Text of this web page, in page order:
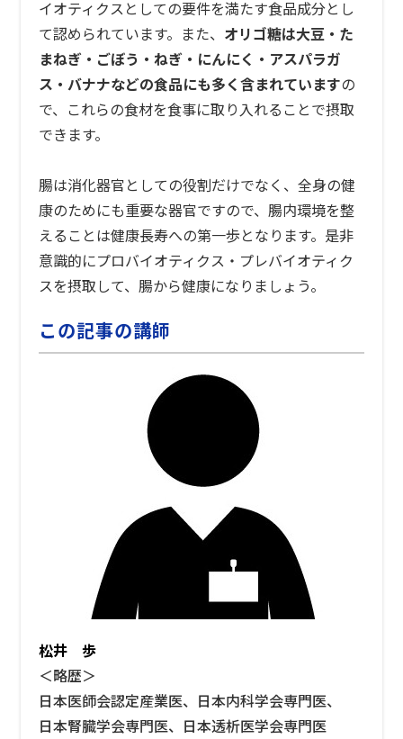
イオティクスとしての要件を満たす食品成分とし
て認められています。また、 オリゴ糖は大豆・た
まねぎ・ごぼう・ねぎ・にんにく・アスパラガ
ス・バナナなどの食品にも多く含まれていますの
で、これらの食材を食事に取り入れることで摂取
できます。
腸は消化器官としての役割だけでなく、全身の健
康のためにも重要な器官ですので、腸内環境を整
えることは健康長寿への第一歩となります。是非
意識的にプロバイオティクス・プレバイオティク
スを摂取して、腸から健康になりましょう。
この記事の講師
松井 歩
＜略歴＞
日本医師会認定産業医、日本内科学会専門医、
日本腎臓学会専門医、日本透析医学会専門医